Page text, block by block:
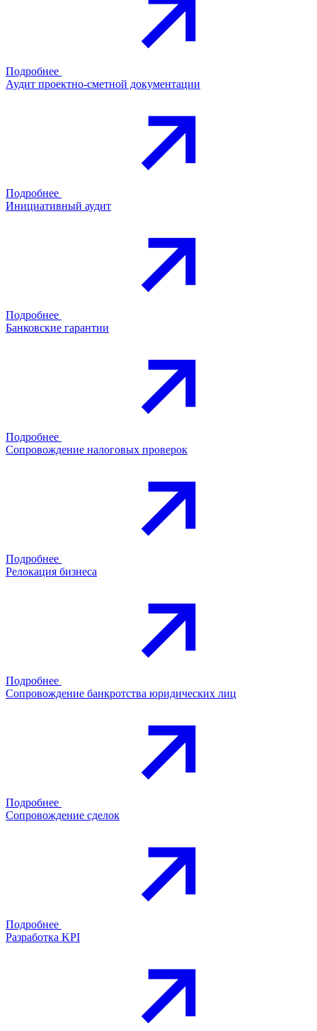
Подробнее
Аудит проектно-сметной документации
Подробнее
Инициативный аудит
Подробнее
Банковские гарантии
Подробнее
Сопровождение налоговых проверок
Подробнее
Релокация бизнеса
Подробнее
Сопровождение банкротства юридических лиц
Подробнее
Сопровождение сделок
Подробнее
Разработка KPI